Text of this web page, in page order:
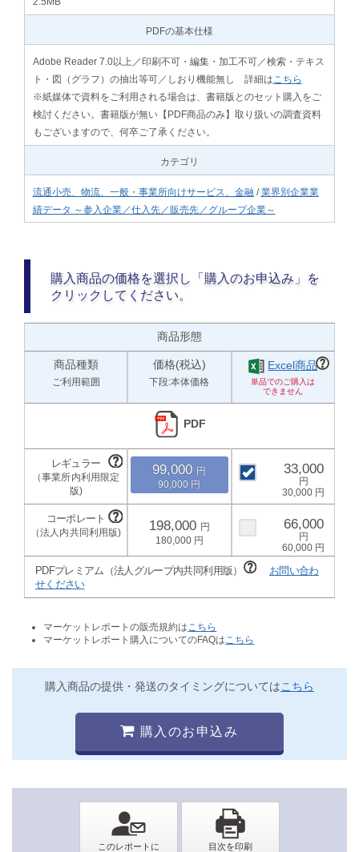
PDFの基本仕様
Adobe Reader 7.0以上／印刷不可・編集・加工不可／検索・テキス
ト・図（グラフ）の抽出等可／しおり機能無し 詳細は こちら
※紙媒体で資料をご利用される場合は、書籍版とのセット購入をご
検討ください。書籍版が無い【PDF商品のみ】取り扱いの調査資料
もございますので、何卒ご了承ください。
カテゴリ
流通小売、物流、一般・事業所向けサービス、金融 /業界別企業業
績データ ～参入企業／仕入先／販売先／グループ企業～
購入商品の価格を選択し「購入のお申込み」を
クリックしてください。
商品形態
商品種類
ご利用範囲
価格(税込)
下段:本体価格
Excel商品
PDF
99,000
90,000
33,000
30,000
198,000
180,000
66,000
60,000
PDFプレミアム（法人グループ内共同利用版）
お問い合わ
せください
マーケットレポートの販売規約は こちら
マーケットレポート購入についてのFAQは こちら
購入商品の提供・発送のタイミングについてはこちら
購入のお申込み